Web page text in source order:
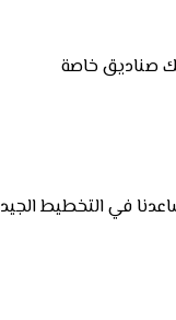
صناديق خاصة
في التخطيط الجيد